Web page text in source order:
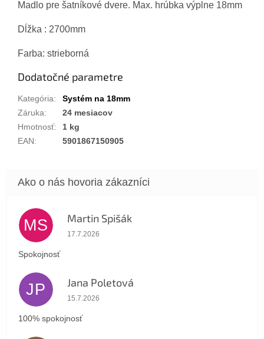
Madlo pre šatníkové dvere. Max. hrúbka výplne 18mm
Dĺžka : 2700mm
Farba: strieborná
Dodatočné parametre
Kategória:
Systém na 18mm
Záruka:
24 mesiacov
Hmotnosť:
1 kg
EAN: 5901867150905
MS Martin Spišák
Hodnotenie obchodu je 5 z 5 hviezdičiek.
17.7.2026
Spokojnosť
JP Jana Poletová
Hodnotenie obchodu je 5 z 5 hviezdičiek.
15.7.2026
100% spokojnosť